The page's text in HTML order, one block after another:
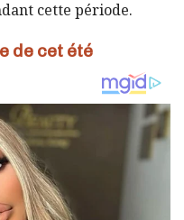
cette période.
de cet été